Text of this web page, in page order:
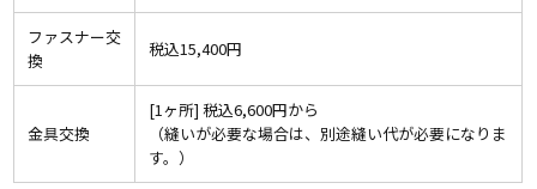
ファスナー交
換
税込15,400円
金具交換
[1ヶ所] 税込6,600円から
（縫いが必要な場合は、別途縫い代が必要になりま
す。）